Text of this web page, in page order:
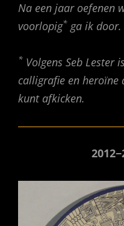
Na een jaar oefenen
voorlopig* ga ik door.
* Volgens Seb Lester
calligrafie en heroïne
kunt afkicken.